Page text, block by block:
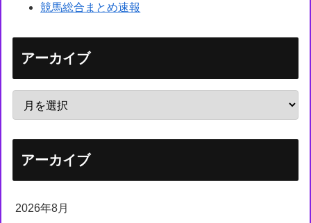
競馬総合まとめ速報
アーカイブ
アーカイブ
2026年8月